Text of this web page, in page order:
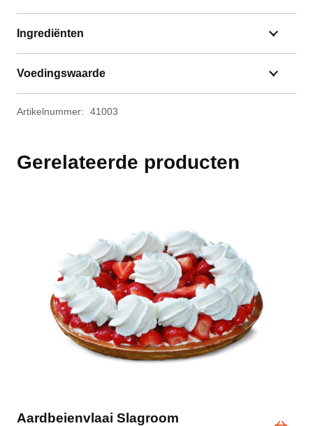
Ingrediënten
Voedingswaarde
Artikelnummer: 41003
Gerelateerde producten
Aardbeienvlaai Slagroom